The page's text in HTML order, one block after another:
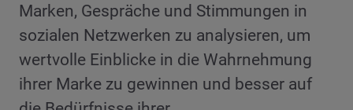
Marken, Gespräche und Stimmungen in
sozialen Netzwerken zu analysieren, um
wertvolle Einblicke in die Wahrnehmung
ihrer Marke zu gewinnen und besser auf